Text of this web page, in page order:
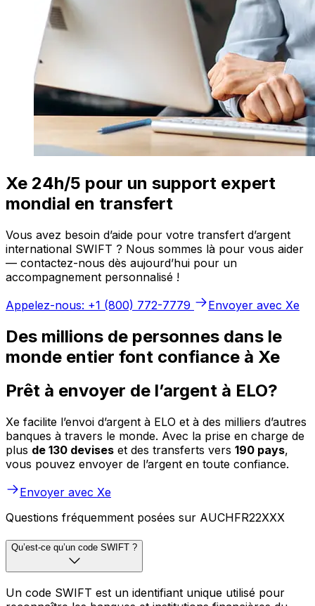
Xe 24h/5 pour un support expert
mondial en transfert
Vous avez besoin d’aide pour votre transfert d’argent
international SWIFT ? Nous sommes là pour vous aider
— contactez-nous dès aujourd’hui pour un
accompagnement personnalisé !
Appelez-nous: +1 (800) 772-7779
Envoyer avec Xe
Des millions de personnes dans le
monde entier font confiance à Xe
Prêt à envoyer de l’argent à ELO?
Xe facilite l’envoi d’argent à ELO et à des milliers d’autres
banques à travers le monde. Avec la prise en charge de
plus de 130 devises et des transferts vers 190 pays,
vous pouvez envoyer de l’argent en toute confiance.
Envoyer avec Xe
Questions fréquemment posées sur AUCHFR22XXX
Qu’est-ce qu’un code SWIFT ?
Un code SWIFT est un identifiant unique utilisé pour